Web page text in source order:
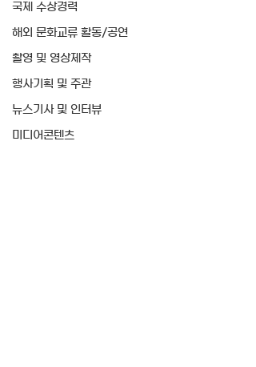
국제 수상경력
해외 문화교류 활동/공연
촬영 및 영상제작
행사기획 및 주관
뉴스기사 및 인터뷰
미디어콘텐츠